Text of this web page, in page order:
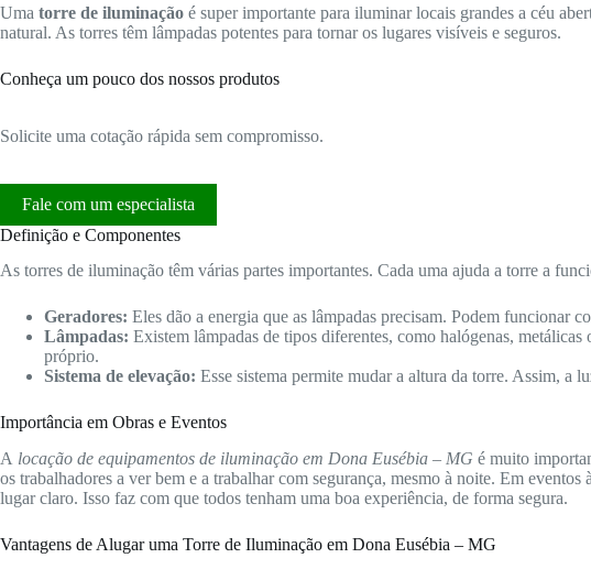
Uma torre de iluminação é super importante para iluminar locais grandes a céu
natural. As torres têm lâmpadas potentes para tornar os lugares visíveis e seguros.
Conheça um pouco dos nossos produtos
Solicite uma cotação rápida sem compromisso.
Fale com um especialista
Definição e Componentes
As torres de iluminação têm várias partes importantes. Cada uma ajuda a torre a
Geradores: Eles dão a energia que as lâmpadas precisam. Podem funcionar
Lâmpadas: Existem lâmpadas de tipos diferentes, como halógenas,
próprio.
Sistema de elevação: Esse sistema permite mudar a altura da torre. Assim, a
Importância em Obras e Eventos
A locação de equipamentos de iluminação em Dona Eusébia – MG é muito
os trabalhadores a ver bem e a trabalhar com segurança, mesmo à noite. Em
lugar claro. Isso faz com que todos tenham uma boa experiência, de forma segura.
Vantagens de Alugar uma Torre de Iluminação em Dona Eusébia – MG